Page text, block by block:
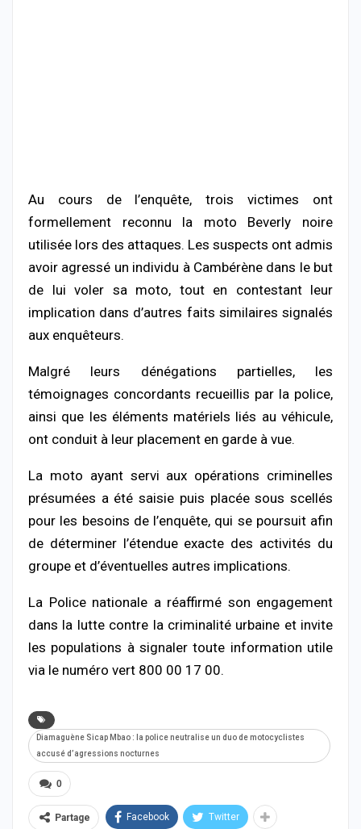
Au cours de l’enquête, trois victimes ont
formellement reconnu la moto Beverly noire
utilisée lors des attaques. Les suspects ont admis
avoir agressé un individu à Cambérène dans le but
de lui voler sa moto, tout en contestant leur
implication dans d’autres faits similaires signalés
aux enquêteurs.
Malgré leurs dénégations partielles, les
témoignages concordants recueillis par la police,
ainsi que les éléments matériels liés au véhicule,
ont conduit à leur placement en garde à vue.
La moto ayant servi aux opérations criminelles
présumées a été saisie puis placée sous scellés
pour les besoins de l’enquête, qui se poursuit afin
de déterminer l’étendue exacte des activités du
groupe et d’éventuelles autres implications.
La Police nationale a réaffirmé son engagement
dans la lutte contre la criminalité urbaine et invite
les populations à signaler toute information utile
via le numéro vert 800 00 17 00.
Diamaguène Sicap Mbao : la police neutralise un duo de motocyclistes
accusé d’agressions nocturnes
0
Partage Facebook Twitter